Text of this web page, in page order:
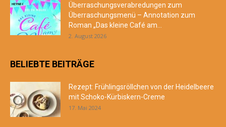
Überraschungsverabredungen zum
Überraschungsmenü – Annotation zum
Roman „Das kleine Café am...
2. August 2026
BELIEBTE BEITRÄGE
Rezept: Frühlingsröllchen von der Heidelbeere
mit Schoko-Kürbiskern-Creme
17. Mai 2024